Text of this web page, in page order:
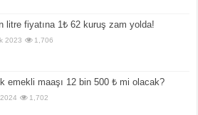
litre fiyatına 1₺ 62 kuruş zam yolda!
2023 1,706
emekli maaşı 12 bin 500 ₺ mi olacak?
1,702